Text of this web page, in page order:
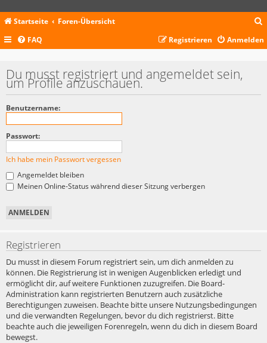
Startseite Foren-Übersicht
c
FAQ Anmelden
Registrieren
Du musst registriert und angemeldet sein,
um Profile anzuschauen.
Benutzername:
Passwort:
Ich habe mein Passwort vergessen
Angemeldet bleiben
Meinen Online-Status während dieser Sitzung verbergen
Registrieren
Du musst in diesem Forum registriert sein, um dich anmelden zu
können. Die Registrierung ist in wenigen Augenblicken erledigt und
ermöglicht dir, auf weitere Funktionen zuzugreifen. Die Board-
Administration kann registrierten Benutzern auch zusätzliche
Berechtigungen zuweisen. Beachte bitte unsere Nutzungsbedingungen
und die verwandten Regelungen, bevor du dich registrierst. Bitte
beachte auch die jeweiligen Forenregeln, wenn du dich in diesem Board
bewegst.